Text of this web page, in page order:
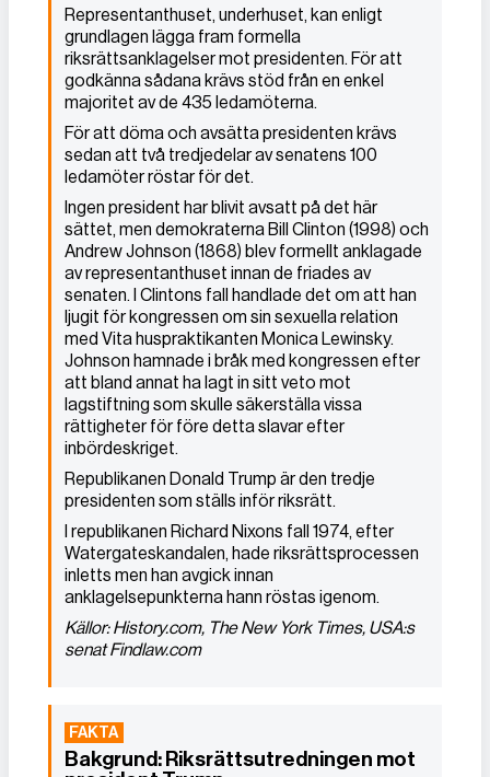
Representanthuset, underhuset, kan enligt
grundlagen lägga fram formella
riksrättsanklagelser mot presidenten. För att
godkänna sådana krävs stöd från en enkel
majoritet av de 435 ledamöterna.
För att döma och avsätta presidenten krävs
sedan att två tredjedelar av senatens 100
ledamöter röstar för det.
Ingen president har blivit avsatt på det här
sättet, men demokraterna Bill Clinton (1998) och
Andrew Johnson (1868) blev formellt anklagade
av representanthuset innan de friades av
senaten. I Clintons fall handlade det om att han
ljugit för kongressen om sin sexuella relation
med Vita huspraktikanten Monica Lewinsky.
Johnson hamnade i bråk med kongressen efter
att bland annat ha lagt in sitt veto mot
lagstiftning som skulle säkerställa vissa
rättigheter för före detta slavar efter
inbördeskriget.
Republikanen Donald Trump är den tredje
presidenten som ställs inför riksrätt.
I republikanen Richard Nixons fall 1974, efter
Watergateskandalen, hade riksrättsprocessen
inletts men han avgick innan
anklagelsepunkterna hann röstas igenom.
Källor: History.com, The New York Times, USA:s
senat Findlaw.com
Bakgrund: Riksrättsutredningen mot